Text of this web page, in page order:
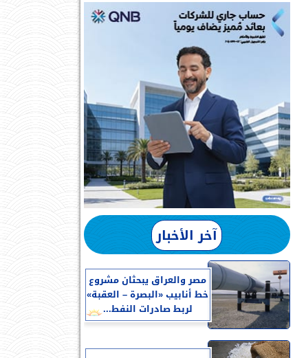
آخر الأخبار
مصر والعراق يبحثان مشروع
خط أنابيب «البصرة – العقبة»
لربط صادرات النفط...